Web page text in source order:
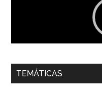
00:00
Dra. Carolina Corcho
TEMÁTICAS